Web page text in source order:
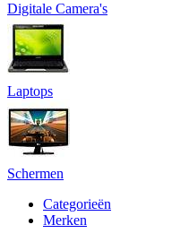
Digitale Camera's
Laptops
Schermen
Categorieën
Merken